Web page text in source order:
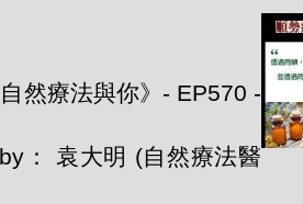
然療法與你》- EP570 -
： 袁大明 (自然療法醫